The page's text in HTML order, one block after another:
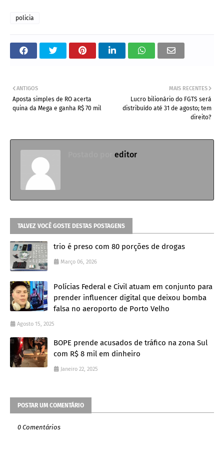
policia
MAIS RECENTES
Lucro bilionário do FGTS será
distribuído até 31 de agosto; tem
direito?
ANTIGOS
Aposta simples de RO acerta
quina da Mega e ganha R$ 70 mil
editor
TALVEZ VOCÊ GOSTE DESTAS POSTAGENS
trio é preso com 80 porções de drogas
Março 06, 2026
Polícias Federal e Civil atuam em conjunto para
prender influencer digital que deixou bomba
falsa no aeroporto de Porto Velho
Agosto 15, 2025
BOPE prende acusados de tráfico na zona Sul
com R$ 8 mil em dinheiro
Janeiro 22, 2025
POSTAR UM COMENTÁRIO
0 Comentários